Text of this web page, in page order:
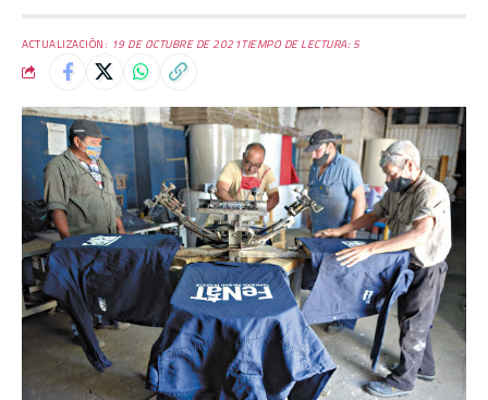
ACTUALIZACIÓN: 19 DE OCTUBRE DE 2021TIEMPO DE LECTURA: 5